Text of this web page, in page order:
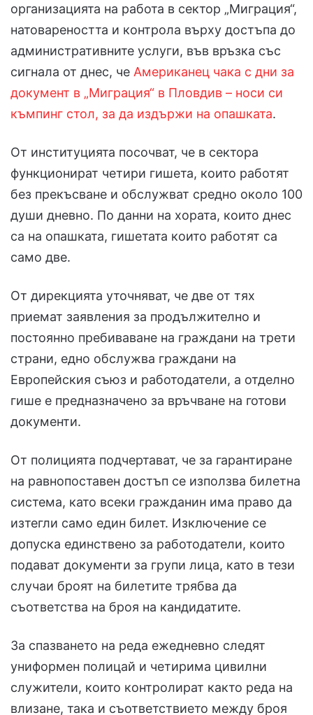
организацията на работа в сектор „Миграция“,
натовареността и контрола върху достъпа до
административните услуги, във връзка със
сигнала от днес, че Американец чака с дни за
документ в „Миграция“ в Пловдив – носи си
къмпинг стол, за да издържи на опашката.
От институцията посочват, че в сектора
функционират четири гишета, които работят
без прекъсване и обслужват средно около 100
души дневно. По данни на хората, които днес
са на опашката, гишетата които работят са
само две.
От дирекцията уточняват, че две от тях
приемат заявления за продължително и
постоянно пребиваване на граждани на трети
страни, едно обслужва граждани на
Европейския съюз и работодатели, а отделно
гише е предназначено за връчване на готови
документи.
От полицията подчертават, че за гарантиране
на равнопоставен достъп се използва билетна
система, като всеки гражданин има право да
изтегли само един билет. Изключение се
допуска единствено за работодатели, които
подават документи за групи лица, като в тези
случаи броят на билетите трябва да
съответства на броя на кандидатите.
За спазването на реда ежедневно следят
униформен полицай и четирима цивилни
служители, които контролират както реда на
влизане, така и съответствието между броя